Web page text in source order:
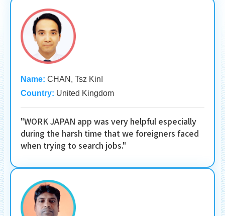
Name: CHAN, Tsz KinI
Country: United Kingdom
"WORK JAPAN app was very helpful especially
during the harsh time that we foreigners faced
when trying to search jobs."